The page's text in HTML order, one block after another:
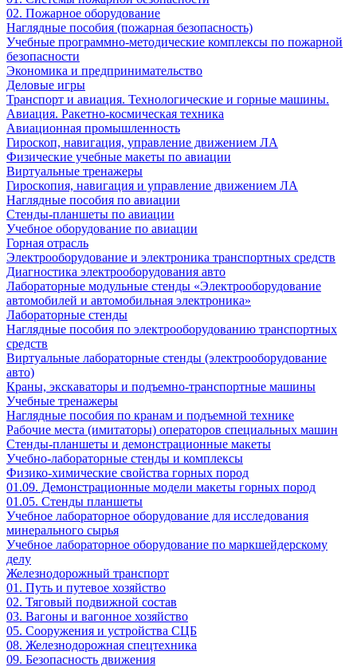
02. Пожарное оборудование
Наглядные пособия (пожарная безопасность)
Учебные программно-методические комплексы по пожарной
безопасности
Экономика и предпринимательство
Деловые игры
Транспорт и авиация. Технологические и горные машины.
Авиация. Ракетно-космическая техника
Авиационная промышленность
Гироскоп, навигация, управление движением ЛА
Физические учебные макеты по авиации
Виртуальные тренажеры
Гироскопия, навигация и управление движением ЛА
Наглядные пособия по авиации
Стенды-планшеты по авиации
Учебное оборудование по авиации
Горная отрасль
Электрооборудование и электроника транспортных средств
Диагностика электрооборудования авто
Лабораторные модульные стенды «Электрооборудование
автомобилей и автомобильная электроника»
Лабораторные стенды
Наглядные пособия по электрооборудованию транспортных
средств
Виртуальные лабораторные стенды (электрооборудование
авто)
Краны, экскаваторы и подъемно-транспортные машины
Учебные тренажеры
Наглядные пособия по кранам и подъемной технике
Рабочие места (имитаторы) операторов специальных машин
Стенды-планшеты и демонстрационные макеты
Учебно-лабораторные стенды и комплексы
Физико-химические свойства горных пород
01.09. Демонстрационные модели макеты горных пород
01.05. Стенды планшеты
Учебное лабораторное оборудование для исследования
минерального сырья
Учебное лабораторное оборудование по маркшейдерскому
делу
Железнодорожный транспорт
01. Путь и путевое хозяйство
02. Тяговый подвижной состав
03. Вагоны и вагонное хозяйство
05. Сооружения и устройства СЦБ
08. Железнодорожная спецтехника
09. Безопасность движения